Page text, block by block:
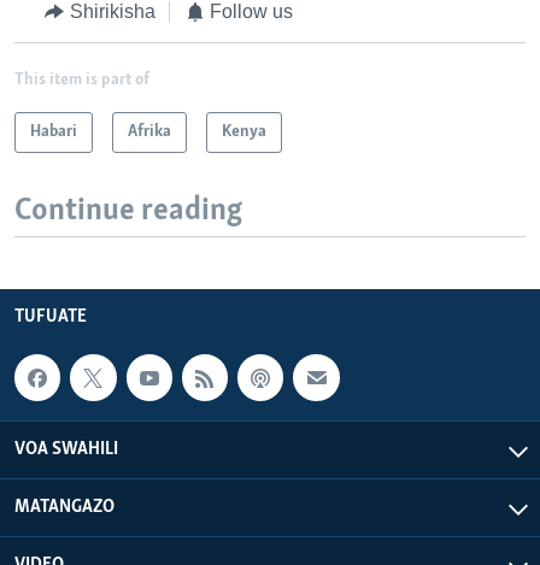
Shirikisha Follow us
This item is part of
Habari Afrika Kenya
Continue reading
TUFUATE
VOA SWAHILI
MATANGAZO